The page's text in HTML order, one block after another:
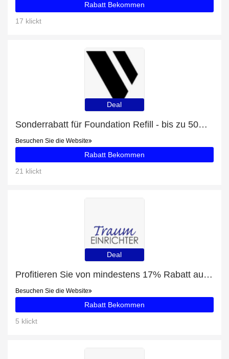
Rabatt Bekommen
17 klickt
Deal
Sonderrabatt für Foundation Refill - bis zu 50% Rabatt
Besuchen Sie die Website
Rabatt Bekommen
21 klickt
Deal
Profitieren Sie von mindestens 17% Rabatt auf Habufa Sideboard Brooklyn 37154
Besuchen Sie die Website
Rabatt Bekommen
5 klickt